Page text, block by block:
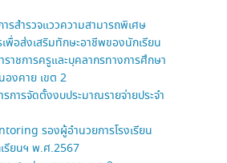
สำรวจแววความสามารถพิเศษ
พื่อส่งเสริมทักษะอาชีพของนักเรียน
าชการครูและบุคลากรทางการศึกษา
งคาย เขต 2
การจัดตั้งงบประมาณรายจ่ายประจำ
รองผู้อำนวยการโรงเรียน
รียนฯ พ.ศ.2567